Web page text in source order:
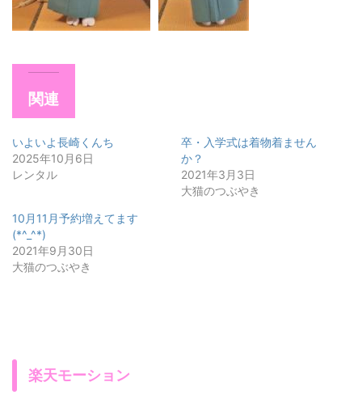
関連
いよいよ長崎くんち
2025年10月6日
レンタル
卒・入学式は着物着ません
か？
2021年3月3日
大猫のつぶやき
10月11月予約増えてます
(*^_^*)
2021年9月30日
大猫のつぶやき
楽天モーション